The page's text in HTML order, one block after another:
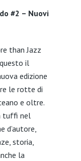
#2 – Nuovi
than Jazz
il
edizione
le rotte di
e oltre.
tuffi nel
d’autore,
storia,
la